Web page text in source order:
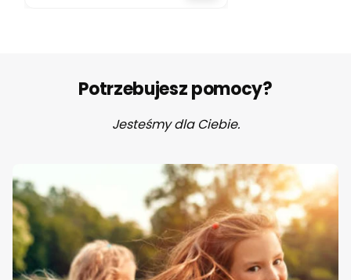
Potrzebujesz pomocy?
Jesteśmy dla Ciebie.